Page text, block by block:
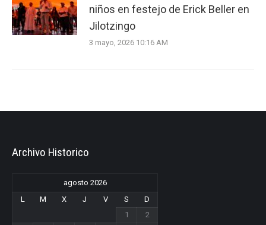
niños en festejo de Erick Beller en
Jilotzingo
3 mayo, 2026 10:16 AM
Archivo Historico
agosto 2026
L
M X J V S
D
1
2